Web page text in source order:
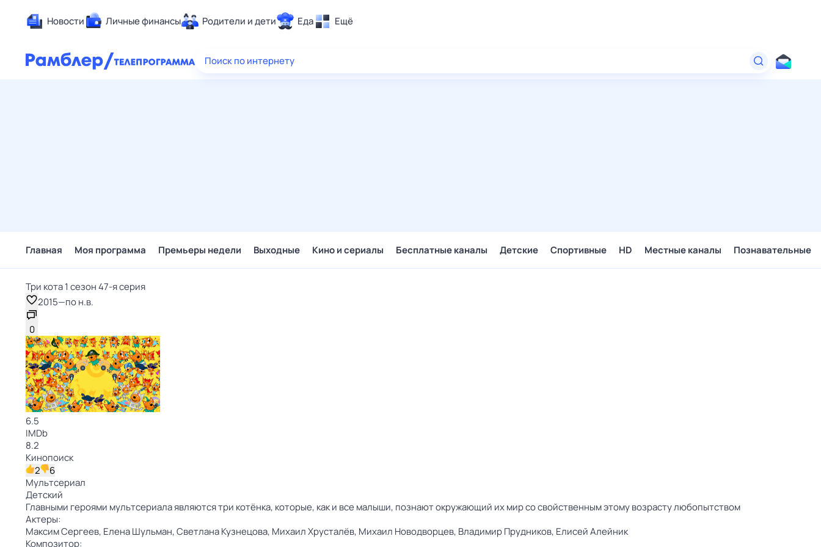
Новости Личные финансы Родители и дети Еда Ещё
Здоровье
Поиск по интернету
Главная Моя программа Премьеры недели Выходные Кино и сериалы Бесплатные каналы Детские Спортивные HD Местные каналы Познавательные
Три кота 1 сезон 47-я серия
2015—по н.в.
0
6.5
IMDb
8.2
Кинопоиск
2
6
Мультсериал
Детский
Главными героями мультсериала являются три котёнка, которые, как и все малыши, познают окружающий их мир со свойственным этому возрасту любопытством
Актеры:
Максим Сергеев, Елена Шульман,Светлана Кузнецова, Михаил Хрусталёв, Михаил Новодворцев, Владимир Прудников, Елисей Алейник
Композитор: